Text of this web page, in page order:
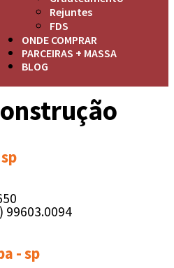
Rejuntes
FDS
ONDE COMPRAR
PARCEIRAS + MASSA
BLOG
99603.0094
- sp